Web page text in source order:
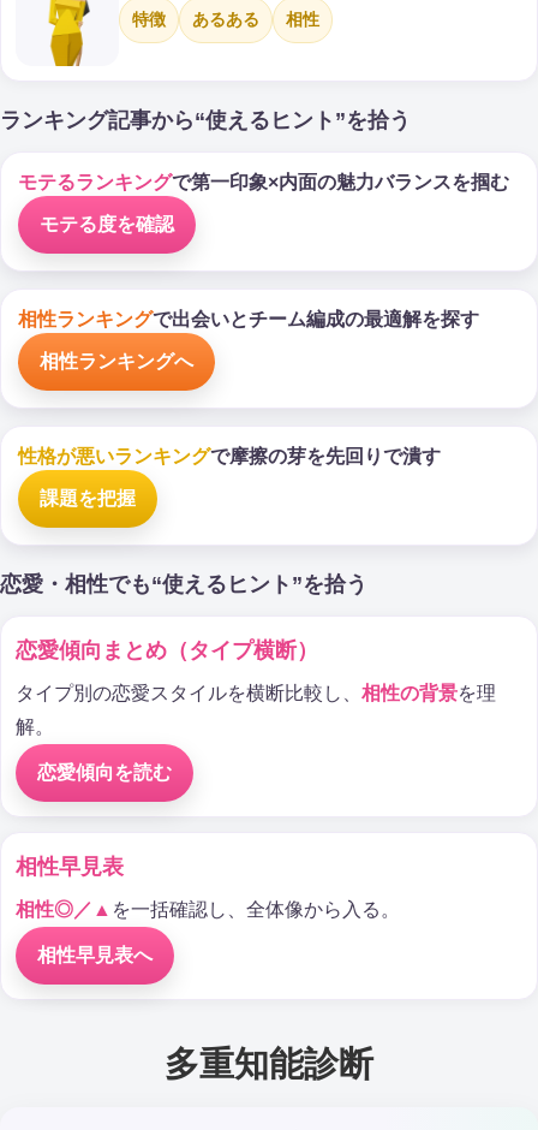
特徴 あるある 相性
ランキング記事から“使えるヒント”を拾う
モテるランキングで第一印象×内面の魅力バランスを掴む
モテる度を確認
相性ランキングで出会いとチーム編成の最適解を探す
相性ランキングへ
性格が悪いランキングで摩擦の芽を先回りで潰す
課題を把握
恋愛・相性でも“使えるヒント”を拾う
恋愛傾向まとめ（タイプ横断）
タイプ別の恋愛スタイルを横断比較し、 相性の背景を理
解。
恋愛傾向を読む
相性早見表
相性◎／▲ を一括確認し、全体像から入る。
相性早見表へ
多重知能診断